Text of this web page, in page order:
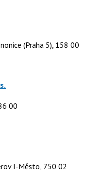
(Praha 5), 158 00
00
I-Město, 750 02